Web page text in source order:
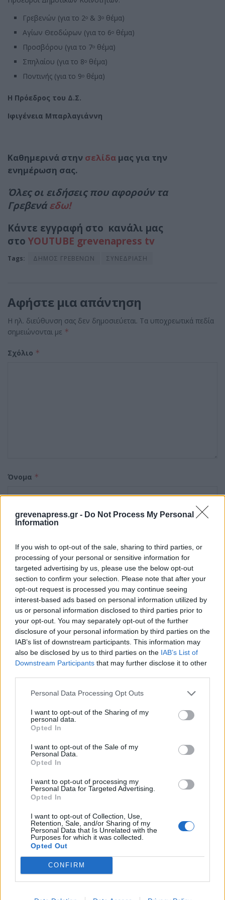
grevenapress.gr - Do Not Process My Personal
Information
If you wish to opt-out of the sale, sharing to third parties, or
processing of your personal or sensitive information for
targeted advertising by us, please use the below opt-out
section to confirm your selection. Please note that after your
opt-out request is processed you may continue seeing
interest-based ads based on personal information utilized by
us or personal information disclosed to third parties prior to
your opt-out. You may separately opt-out of the further
disclosure of your personal information by third parties on the
IAB’s list of downstream participants. This information may
also be disclosed by us to third parties on the IAB’s List of
Downstream Participants that may further disclose it to other
Personal Data Processing Opt Outs
I want to opt-out of the Sharing of my
personal data.
Opted In
I want to opt-out of the Sale of my
Personal Data.
Opted In
I want to opt-out of processing my
Personal Data for Targeted Advertising.
Opted In
I want to opt-out of Collection, Use,
Retention, Sale, and/or Sharing of my
Personal Data that Is Unrelated with the
Purposes for which it was collected.
Opted Out
CONFIRM
Γρεβενών (για το 2ο & 3ο θέμα)
Αγίων Θεοδώρων (για το 6ο θέμα)
Προσβόρου (για το 7ο θέμα)
Σπηλαίου (για το 8ο θέμα)
Ποντινής (για το 9ο θέμα)
Η Πρόεδρος του Δ.Σ.
Ιφιγένεια Μπαρλαγιάννη
Καθημερινά στην σελίδα μας για την
ενημέρωση σας.
Όλες οι ειδήσεις που αφορούν τα
Γρεβενάεδω!
Κάντε εγγραφή στο κανάλι μας
στο YOUTUBE grevenapress tv
Tags: ΔΗΜΟΣ ΓΡΕΒΕΝΩΝ ΣΥΝΕΔΡΙΑΣΗ
Αφήστε μια απάντηση
Η ηλ. διεύθυνση σας δεν δημοσιεύεται. Τα υποχρεωτικά πεδία
σημειώνονται με *
Σχόλιο *
Όνομα *
Email*
Ιστότοπος
Αποθήκευσε το όνομά μου, email, και τον ιστότοπο
μου σε αυτόν τον πλοηγό για την επόμενη φορά που
θα σχολιάσω.